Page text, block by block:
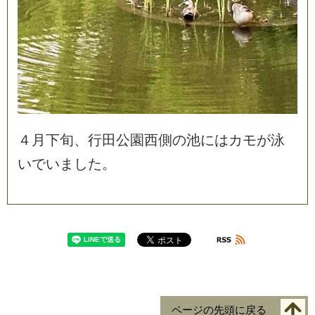
４ 月下旬、 行田公園西側の池にはカモが泳
いでい ま した。
ページの先頭に戻る